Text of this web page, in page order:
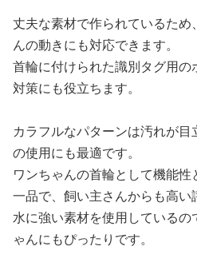
丈夫な素材で作られているた
んの動きにも対応できます。
首輪に付けられた識別タグ用
対策にも役立ちます。
カラフルなパターンは汚れが
の使用にも最適です。
ワンちゃんの首輪として機能
一品で、飼い主さんからも高い
水に強い素材を使用している
ゃんにもぴったりです。